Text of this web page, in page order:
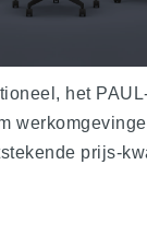
het
prijs-